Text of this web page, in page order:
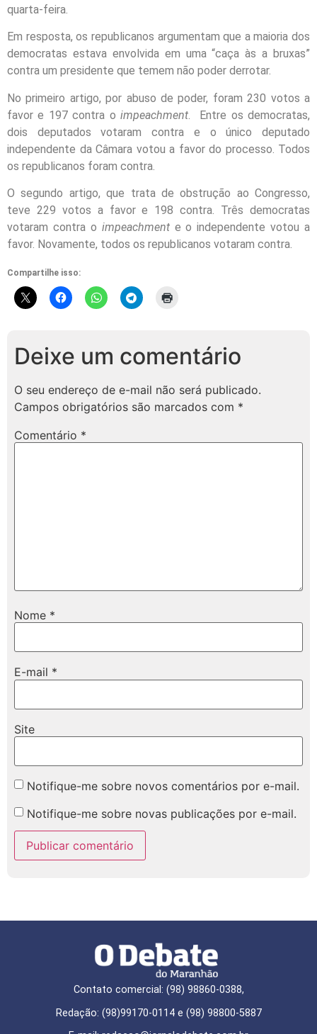
quarta-feira.
Em resposta, os republicanos argumentam que a maioria dos
democratas estava envolvida em uma “caça às a bruxas”
contra um presidente que temem não poder derrotar.
No primeiro artigo, por abuso de poder, foram 230 votos a
favor e 197 contra oimpeachment . Entre os democratas,
dois deputados votaram contra e o único deputado
independente da Câmara votou a favor do processo. Todos
os republicanos foram contra.
O segundo artigo, que trata de obstrução ao Congresso,
teve 229 votos a favor e 198 contra. Três democratas
votaram contra o impeachment e o independente votou a
favor. Novamente, todos os republicanos votaram contra.
Compartilhe isso:
Deixe um comentário
O seu endereço de e-mail não será publicado.
Campos obrigatórios são marcados com *
Comentário *
Nome *
E-mail *
Site
Notifique-me sobre novos comentários por e-mail.
Notifique-me sobre novas publicações por e-mail.
Contato comercial: (98) 98860-0388,
Redação: (98)99170-0114 e (98) 98800-5887